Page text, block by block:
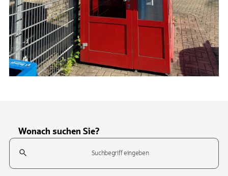
Wonach suchen Sie?
Suchfeld